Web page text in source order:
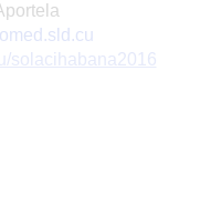
solacihabana2016